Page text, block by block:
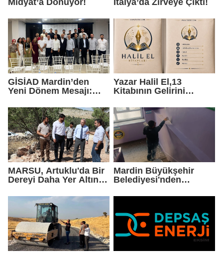
GİSİAD Mardin’den
Yeni Dönem Mesajı:
Daha Çok Üretim
Yazar Halil El,13
Kitabının Gelirini
MARSU, Artuklu'da Bir
Dereyi Daha Yer Altına
Mardin Büyükşehir
Belediyesi'nden